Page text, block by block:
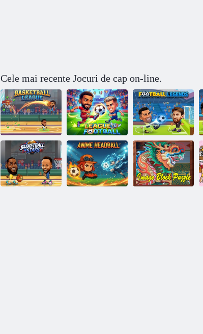
Cele mai recente Jocuri de cap on-line.
Liga de baschet Liga de Fotbal
Legendele
fotbalului 2026